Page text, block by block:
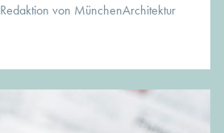
von MünchenArchitektur